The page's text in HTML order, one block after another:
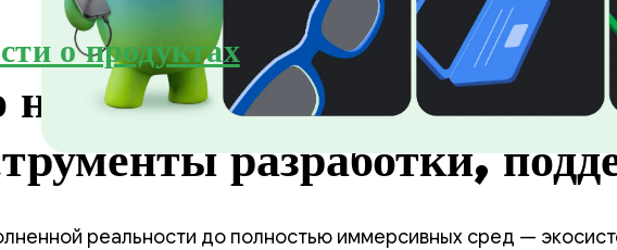
о продуктах
нового в Android XR:
разработки,
и обновления
реальности до полностью иммерсивных сред —